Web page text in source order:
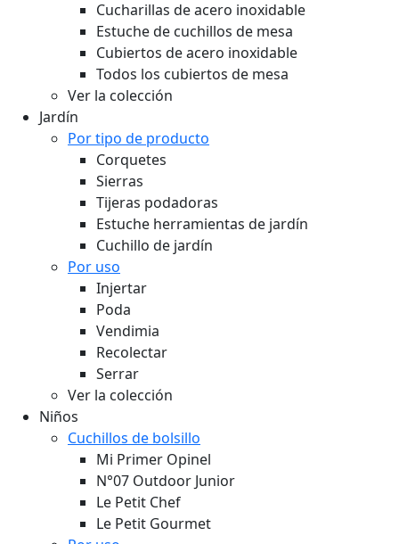
Cucharillas de acero inoxidable
Estuche de cuchillos de mesa
Cubiertos de acero inoxidable
Todos los cubiertos de mesa
Ver la colección
Jardín
Por tipo de producto
Corquetes
Sierras
Tijeras podadoras
Estuche herramientas de jardín
Cuchillo de jardín
Por uso
Injertar
Poda
Vendimia
Recolectar
Serrar
Ver la colección
Niños
Cuchillos de bolsillo
Mi Primer Opinel
N°07 Outdoor Junior
Le Petit Chef
Le Petit Gourmet